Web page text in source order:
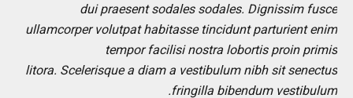
dui praesent sodales sodales. Dignissim fusce
ullamcorper volutpat habitasse tincidunt parturient enim
tempor facilisi nostra lobortis proin primis
litora. Scelerisque a diam a vestibulum nibh sit senectus
fringilla bibendum vestibulum.